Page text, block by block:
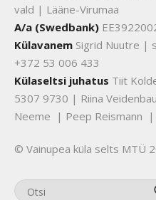
vald | Lääne-Virumaa
A/a (Swedbank)
Külavanem Sigrid Nuutre |
+372 53 006 433
Külaseltsi juhatus Tiit
5307 9730 | Riina
Neeme | Peep Reismann |
© Vainupea küla selts MTÜ